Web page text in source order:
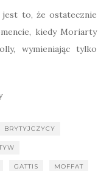
jest to, że ostatecznie
kiedy Moriarty
wymieniając tylko
BRYTYJCZYCY
GATTIS MOFFAT